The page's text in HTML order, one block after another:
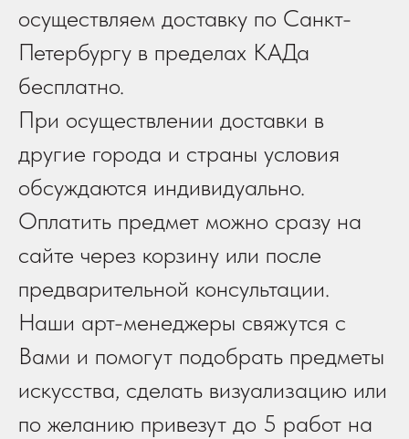
осуществляем доставку по Санкт-
Петербургу в пределах КАДа
бесплатно.
При осуществлении доставки в
другие города и страны условия
обсуждаются индивидуально.
Оплатить предмет можно сразу на
сайте через корзину или после
предварительной консультации.
Наши арт-менеджеры свяжутся с
Вами и помогут подобрать предметы
искусства, сделать визуализацию или
по желанию привезут до 5 работ на